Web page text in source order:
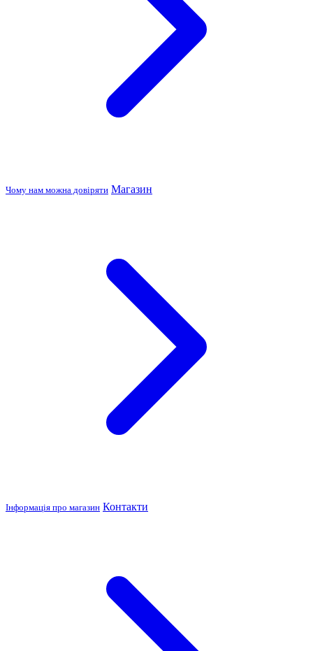
Чому нам можна довіряти Магазин
Інформація про магазин Контакти